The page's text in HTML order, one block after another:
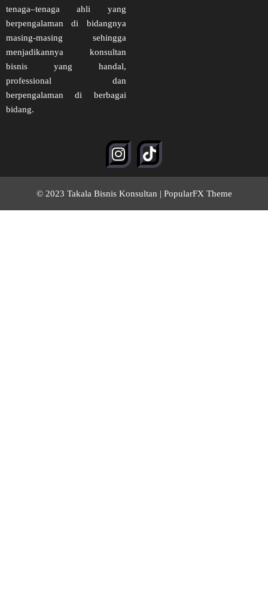
tenaga–tenaga ahli yang
berpengalaman di bidangnya
masing-masing sehingga
menjadikannya konsultan
bisnis yang handal,
professional dan
berpengalaman di berbagai
bidang.
© 2023 Takala Bisnis Konsultan | PopularFX Theme